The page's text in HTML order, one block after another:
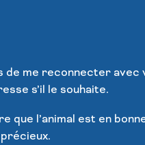
de me reconnecter
s’il le souhaite.
que l’animal est en